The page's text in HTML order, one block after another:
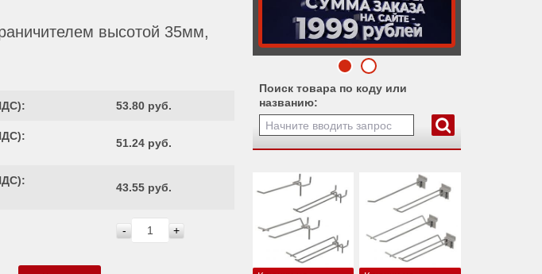
Поиск товара по коду или
названию:
высотой 35мм,
): 53.80 руб.
):
51.24 руб.
):
43.55 руб.
- +